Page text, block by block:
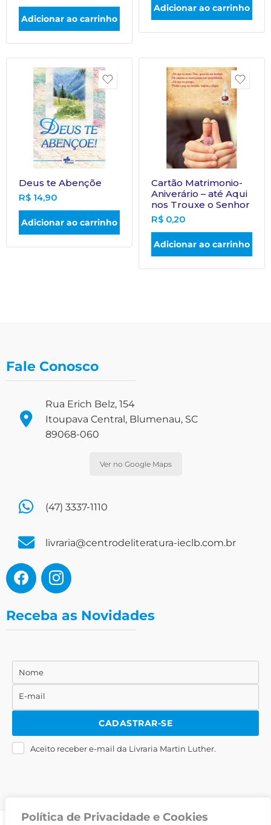
Política de Privacidade e Cookies
Adicionar ao carrinho
Adicionar ao carrinho
Deus te Abençõe
R$ 14,90
Adicionar ao carrinho
Cartão Matrimonio-
Aniverário – até Aqui
nos Trouxe o Senhor
R$ 0,20
Adicionar ao carrinho
Fale Conosco
Rua Erich Belz, 154
Itoupava Central, Blumenau, SC
89068-060
Ver no Google Maps
(47) 3337-1110
livraria@centrodeliteratura-ieclb.com.br
Receba as Novidades
Nome
Nome
E-
mail
E-mail
CADASTRAR-SE
Aceito receber e-mail da Livraria Martin Luther.